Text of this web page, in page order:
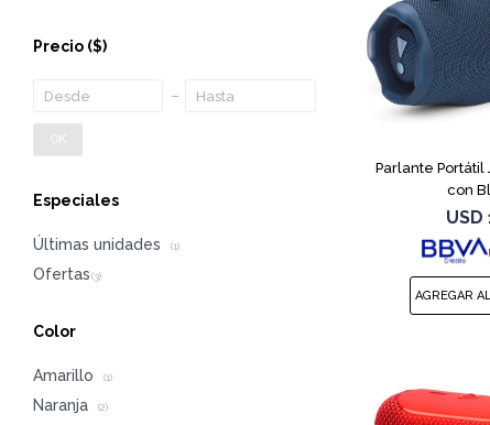
Parlante Portátil
con
USD
Precio ($)
OK
Especiales
Últimas unidades (1)
Color
Amarillo (1)
Naranja (2)